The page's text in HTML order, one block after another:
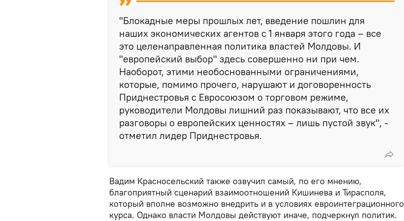
"Блокадные меры прошлых лет, введение пошлин для
наших экономических агентов с 1 января этого года – все
это целенаправленная политика властей Молдовы. И
"европейский выбор" здесь совершенно ни при чем.
Наоборот, этими необоснованными ограничениями,
которые, помимо прочего, нарушают и договоренность
Приднестровья с Евросоюзом о торговом режиме,
руководители Молдовы лишний раз показывают, что все их
разговоры о европейских ценностях – лишь пустой звук", -
отметил лидер Приднестровья.
Вадим Красносельский также озвучил самый, по его мнению,
благоприятный сценарий взаимоотношений Кишинева и Тирасполя,
который вполне возможно внедрить и в условиях евроинтеграционного
курса. Однако власти Молдовы действуют иначе, подчеркнул политик.